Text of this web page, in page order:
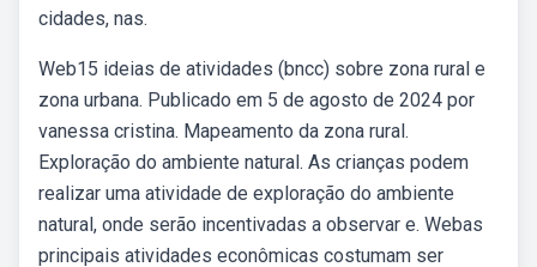
cidades, nas.
Web15 ideias de atividades (bncc) sobre zona rural e
zona urbana. Publicado em 5 de agosto de 2024 por
vanessa cristina. Mapeamento da zona rural.
Exploração do ambiente natural. As crianças podem
realizar uma atividade de exploração do ambiente
natural, onde serão incentivadas a observar e. Webas
principais atividades econômicas costumam ser